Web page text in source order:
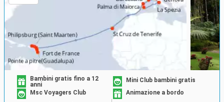
Bambini gratis fino a 12
anni
Mini Club bambini gratis
Msc Voyagers Club
Animazione a bordo